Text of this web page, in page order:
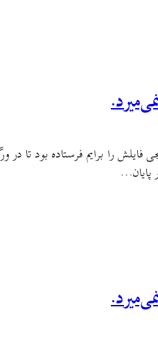
فایلش را برایم فرستاده بود تا
پایان…